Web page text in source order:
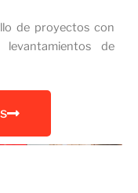
de proyectos con
de